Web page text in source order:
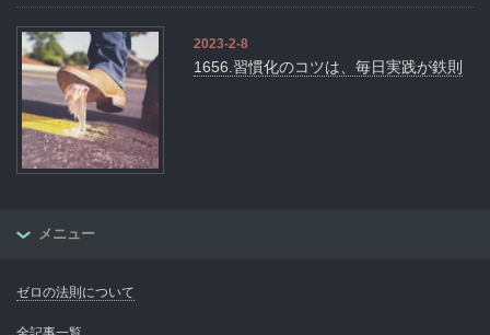
2023-2-8
1656.習慣化のコツは、毎日実践が鉄則
メニュー
ゼロの法則について